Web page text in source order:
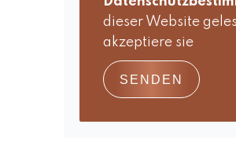
dieser Website
akzeptiere sie
SENDEN